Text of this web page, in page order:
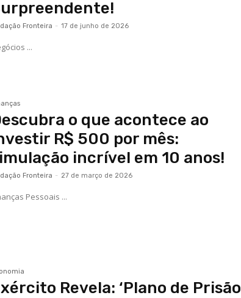
Fronteira - 17 de junho de 2026
...
o que acontece ao
R$ 500 por mês:
incrível em 10 anos!
Fronteira - 27 de março de 2026
Pessoais ...
Revela: ‘Plano de Prisão